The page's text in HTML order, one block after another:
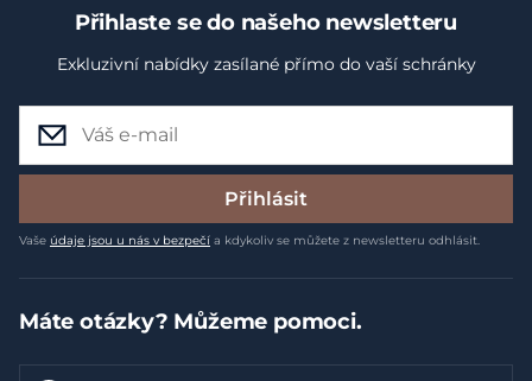
Přihlaste se do našeho newsletteru
Exkluzivní nabídky zasílané přímo do vaší schránky
Přihlásit
Vaše údaje jsou u nás v bezpečí a kdykoliv se můžete z newsletteru odhlásit.
Máte otázky? Můžeme pomoci.